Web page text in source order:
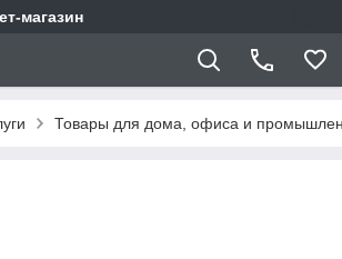
магазин
Товары для дома, офиса и